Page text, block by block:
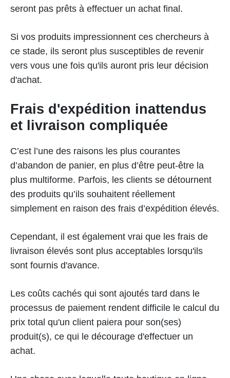
seront pas prêts à effectuer un achat final.
Si vos produits impressionnent ces chercheurs à
ce stade, ils seront plus susceptibles de revenir
vers vous une fois qu'ils auront pris leur décision
d'achat.
Frais d'expédition inattendus
et livraison compliquée
C’est l’une des raisons les plus courantes
d’abandon de panier, en plus d’être peut-être la
plus multiforme. Parfois, les clients se détournent
des produits qu’ils souhaitent réellement
simplement en raison des frais d’expédition élevés.
Cependant, il est également vrai que les frais de
livraison élevés sont plus acceptables lorsqu'ils
sont fournis d'avance.
Les coûts cachés qui sont ajoutés tard dans le
processus de paiement rendent difficile le calcul du
prix total qu'un client paiera pour son(ses)
produit(s), ce qui le décourage d'effectuer un
achat.